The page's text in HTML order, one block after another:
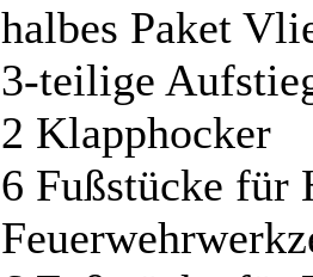
halbes Paket
3-teilige
2 Klapphocker
6 Fußstücke für